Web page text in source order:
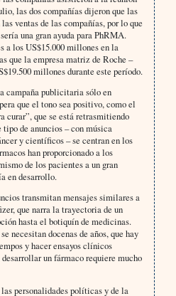
las dos compañías dijeron que las
ventas de las compañías, por lo que
una gran ayuda para PhRMA.
a los US$15.000 millones en la
que la empresa matriz de Roche –
millones durante este período.
campaña publicitaria sólo en
que el tono sea positivo, como el
curar”, que se está retrasmitiendo
de anuncios – con música
y científicos – se centran en los
han proporcionado a los
de los pacientes a un gran
en desarrollo.
transmitan mensajes similares a
que narra la trayectoria de un
hasta el botiquín de medicinas.
necesitan docenas de años, que hay
y hacer ensayos clínicos
un fármaco requiere mucho
personalidades políticas y de la